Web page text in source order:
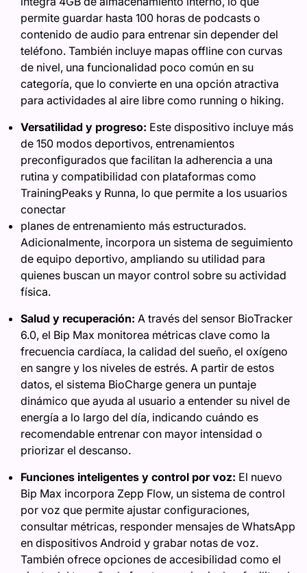
permite guardar hasta 100 horas de podcasts o
contenido de audio para entrenar sin depender del
teléfono. También incluye mapas offline con curvas
de nivel, una funcionalidad poco común en su
categoría, que lo convierte en una opción atractiva
para actividades al aire libre como running o hiking.
Versatilidad y progreso: Este dispositivo incluye más
de 150 modos deportivos, entrenamientos
preconfigurados que facilitan la adherencia a una
rutina y compatibilidad con plataformas como
TrainingPeaks y Runna, lo que permite a los usuarios
conectar
planes de entrenamiento más estructurados.
Adicionalmente, incorpora un sistema de seguimiento
de equipo deportivo, ampliando su utilidad para
quienes buscan un mayor control sobre su actividad
física.
Salud y recuperación: A través del sensor BioTracker
6.0, el Bip Max monitorea métricas clave como la
frecuencia cardíaca, la calidad del sueño, el oxígeno
en sangre y los niveles de estrés. A partir de estos
datos, el sistema BioCharge genera un puntaje
dinámico que ayuda al usuario a entender su nivel de
energía a lo largo del día, indicando cuándo es
recomendable entrenar con mayor intensidad o
priorizar el descanso.
Funciones inteligentes y control por voz: El nuevo
Bip Max incorpora Zepp Flow, un sistema de control
por voz que permite ajustar configuraciones,
consultar métricas, responder mensajes de WhatsApp
en dispositivos Android y grabar notas de voz.
También ofrece opciones de accesibilidad como el